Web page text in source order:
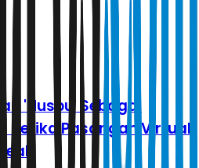
'Husbu' Sebagai
Ketika Pasangan Virtual